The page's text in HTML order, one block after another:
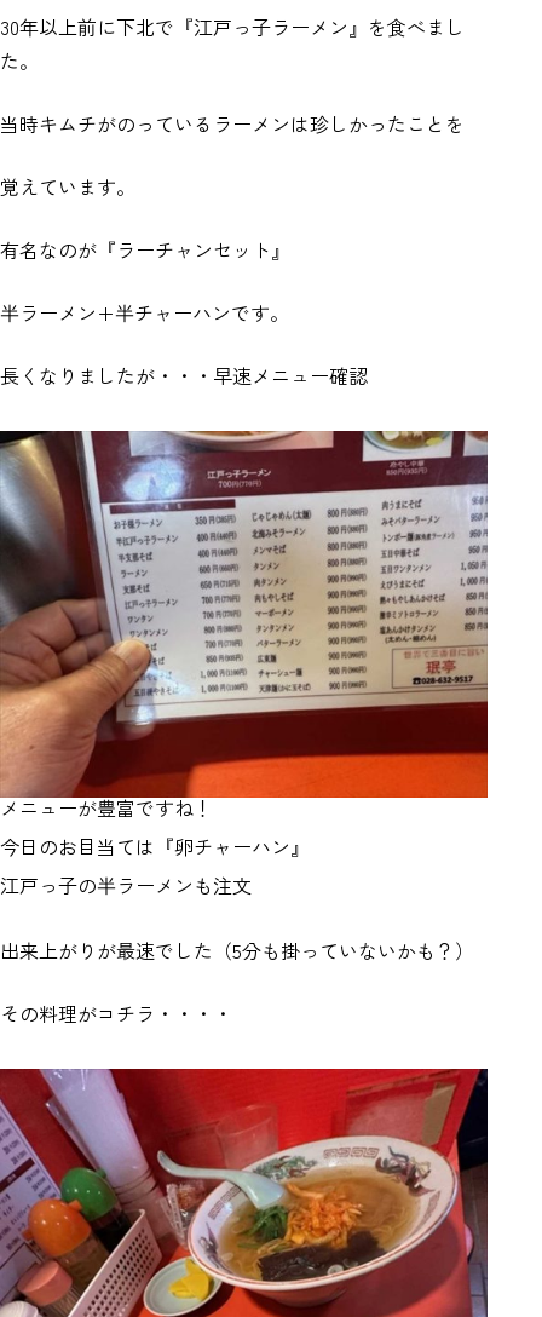
30年以上前に下北で『江戸っ子ラーメン』を食べまし
た。
当時キムチがのっているラーメンは珍しかったことを
覚えています。
有名なのが『ラーチャンセット』
半ラーメン+半チャーハンです。
長くなりましたが・・・早速メニュー確認
メニューが豊富ですね！
今日のお目当ては『卵チャーハン』
江戸っ子の半ラーメンも注文
出来上がりが最速でした（5分も掛っていないかも？）
その料理がコチラ・・・・